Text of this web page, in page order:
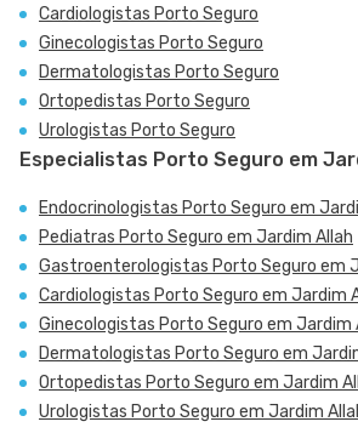
Cardiologistas Porto Seguro
Ginecologistas Porto Seguro
Dermatologistas Porto Seguro
Ortopedistas Porto Seguro
Urologistas Porto Seguro
Especialistas Porto Seguro em
Endocrinologistas Porto Seguro em
Pediatras Porto Seguro em Jardim Allah
Gastroenterologistas Porto Seguro em
Cardiologistas Porto Seguro em Jardim
Ginecologistas Porto Seguro em Jardim
Dermatologistas Porto Seguro em
Ortopedistas Porto Seguro em Jardim
Urologistas Porto Seguro em Jardim